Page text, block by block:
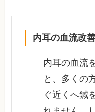
内耳の血流改
内耳の血流
と、多くの
ぐ近くへ鍼